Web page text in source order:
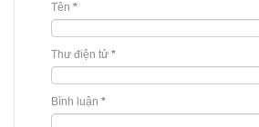
Tên *
Thư điện tử *
Bình luận *